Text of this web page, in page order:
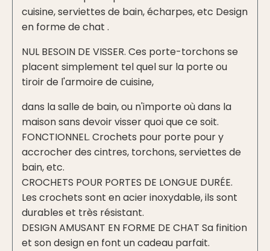
cuisine, serviettes de bain, écharpes, etc Design
en forme de chat .
NUL BESOIN DE VISSER. Ces porte-torchons se
placent simplement tel quel sur la porte ou
tiroir de l'armoire de cuisine,
dans la salle de bain, ou n'importe où dans la
maison sans devoir visser quoi que ce soit.
FONCTIONNEL. Crochets pour porte pour y
accrocher des cintres, torchons, serviettes de
bain, etc.
CROCHETS POUR PORTES DE LONGUE DURÉE.
Les crochets sont en acier inoxydable, ils sont
durables et très résistant.
DESIGN AMUSANT EN FORME DE CHAT Sa finition
et son design en font un cadeau parfait.